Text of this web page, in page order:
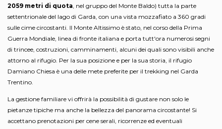
2059 metri di quota , nel gruppo del Monte Baldo) tutta la parte
settentrionale del lago di Garda, con una vista mozzafiato a 360 gradi
sulle cime circostanti. Il Monte Altissimo è stato, nel corso della Prima
Guerra Mondiale, linea di fronte italiana e porta tutt'ora numerosi segni
di trincee, costruzioni, camminamenti, alcuni dei quali sono visibili anche
attorno al rifugio. Per la sua posizione e per la sua storia, il rifugio
Damiano Chiesa è una delle mete preferite per il trekking nel Garda
Trentino.
La gestione familiare vi offrirà la possibilità di gustare non solo le
pietanze tipiche ma anche la bellezza del panorama circostante! Si
accettano prenotazioni per cene serali, ricorrenze ed eventuali